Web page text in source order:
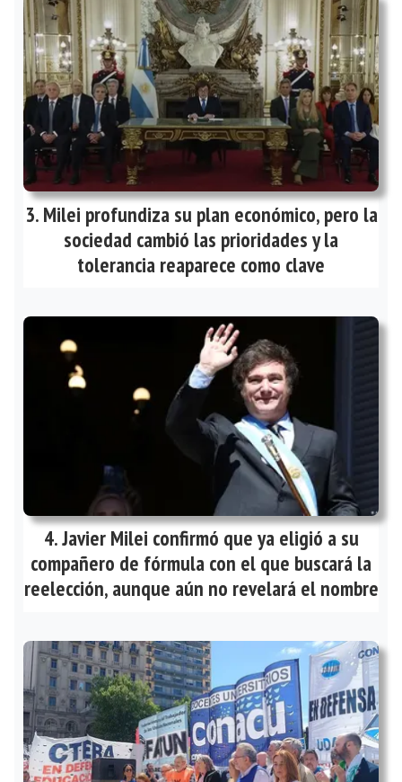
Milei profundiza su plan económico, pero la
sociedad cambió las prioridades y la
tolerancia reaparece como clave
Javier Milei confirmó que ya eligió a su
compañero de fórmula con el que buscará la
reelección, aunque aún no revelará el nombre